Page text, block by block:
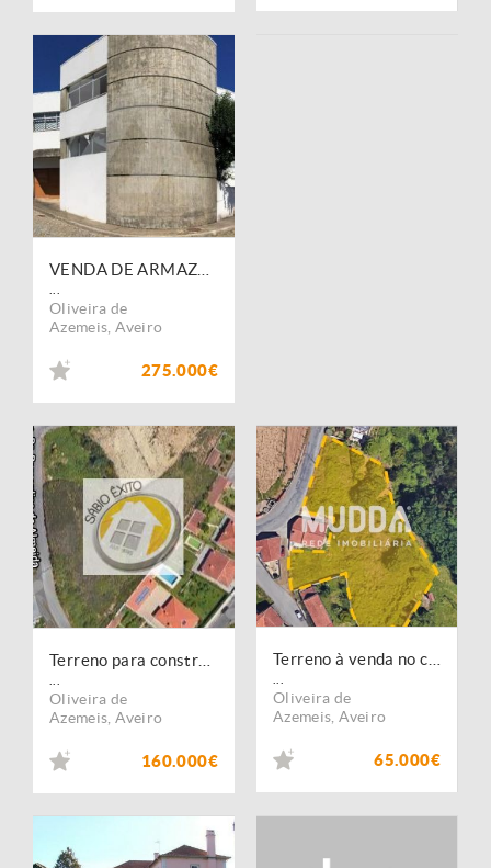
Oliveira de
Azemeis ,Aveiro
275.000€
Oliveira de
Azemeis ,Aveiro
160.000€
Oliveira de
Azemeis ,Aveiro
65.000€